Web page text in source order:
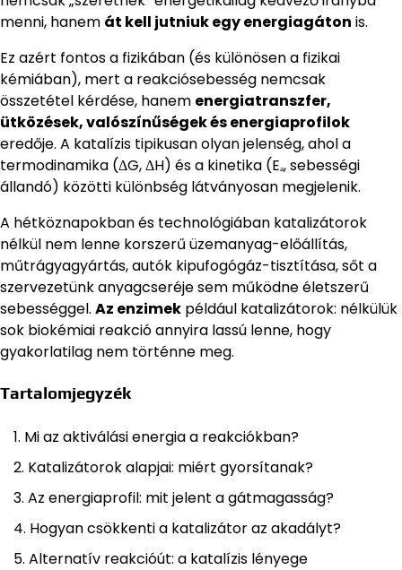
menni, hanem át kell jutniuk egy energiagáton is.
Ez azért fontos a fizikában (és különösen a fizikai
kémiában), mert a reakciósebesség nemcsak
összetétel kérdése, hanem energiatranszfer,
ütközések, valószínűségek és energiaprofilok
eredője. A katalízis tipikusan olyan jelenség, ahol a
termodinamika (ΔG, ΔH) és a kinetika (Eₐ, sebességi
állandó) közötti különbség látványosan megjelenik.
A hétköznapokban és technológiában katalizátorok
nélkül nem lenne korszerű üzemanyag-előállítás,
műtrágyagyártás, autók kipufogógáz-tisztítása, sőt a
szervezetünk anyagcseréje sem működne életszerű
sebességgel. Az enzimek például katalizátorok: nélkülük
sok biokémiai reakció annyira lassú lenne, hogy
gyakorlatilag nem történne meg.
Tartalomjegyzék
Mi az aktiválási energia a reakciókban?
Katalizátorok alapjai: miért gyorsítanak?
Az energiaprofil: mit jelent a gátmagasság?
Hogyan csökkenti a katalizátor az akadályt?
Alternatív reakcióút: a katalízis lényege